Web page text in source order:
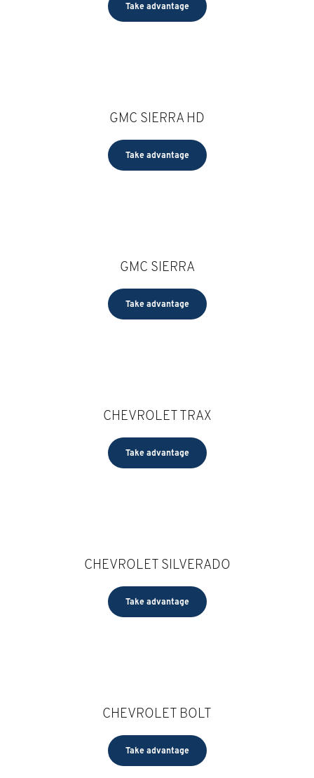
Take advantage
GMC SIERRA HD
Take advantage
GMC SIERRA
Take advantage
CHEVROLET TRAX
Take advantage
CHEVROLET SILVERADO
Take advantage
CHEVROLET BOLT
Take advantage